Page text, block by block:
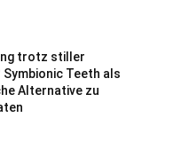
trotz stiller
Symbionic Teeth als
Alternative zu